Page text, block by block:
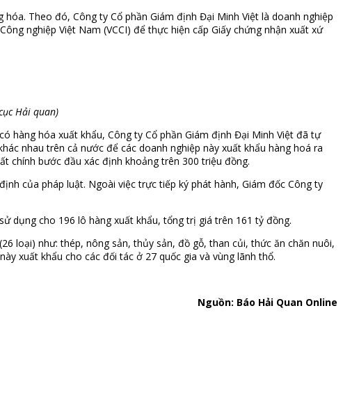
Theo đó, Công ty Cổ phần Giám định Đại Minh Việt là doanh nghiệp
nghiệp Việt Nam (VCCI) để thực hiện cấp Giấy chứng nhận xuất xứ
Hải quan)
hàng hóa xuất khẩu, Công ty Cổ phần Giám định Đại Minh Việt đã tự
nhau trên cả nước để các doanh nghiệp này xuất khẩu hàng hoá ra
chính bước đầu xác định khoảng trên 300 triệu đồng.
của pháp luật. Ngoài việc trực tiếp ký phát hành, Giám đốc Công ty
dụng cho 196 lô hàng xuất khẩu, tổng trị giá trên 161 tỷ đồng.
loại) như: thép, nông sản, thủy sản, đồ gỗ, than củi, thức ăn chăn nuôi,
xuất khẩu cho các đối tác ở 27 quốc gia và vùng lãnh thổ.
Nguồn: Báo Hải Quan Online